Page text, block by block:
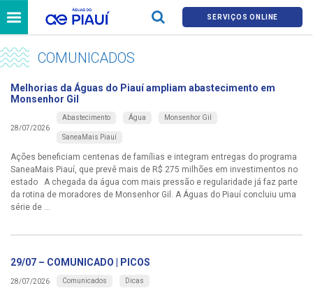
SERVIÇOS ONLINE
COMUNICADOS
Melhorias da Águas do Piauí ampliam abastecimento em
Monsenhor Gil
28/07/2026
Abastecimento Água Monsenhor Gil
SaneaMais Piauí
Ações beneficiam centenas de famílias e integram entregas do programa
SaneaMais Piauí, que prevê mais de R$ 275 milhões em investimentos no
estado A chegada da água com mais pressão e regularidade já faz parte
da rotina de moradores de Monsenhor Gil. A Águas do Piauí concluiu uma
série de ...
29/07 – COMUNICADO | PICOS
28/07/2026 Comunicados Dicas